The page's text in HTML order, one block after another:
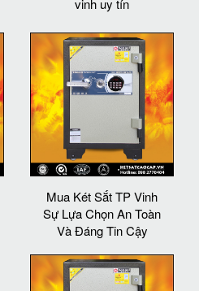
Mua Két Sắt TP Vinh
Sự Lựa Chọn An Toàn
Và Đáng Tin Cậy